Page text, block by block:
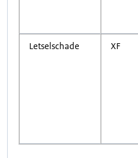
Letselschade XF